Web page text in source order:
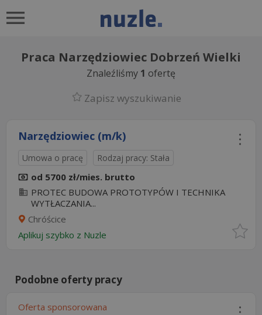
Praca Narzędziowiec Dobrzeń Wielki
Znaleźliśmy 1 ofertę
Zapisz wyszukiwanie
Narzędziowiec (m/k)
Umowa o pracę Rodzaj pracy: Stała
od 5700 zł/mies. brutto
PROTEC BUDOWA PROTOTYPÓW I TECHNIKA
WYTŁACZANIA...
Chróścice
Aplikuj szybko z Nuzle
Podobne oferty pracy
Oferta sponsorowana